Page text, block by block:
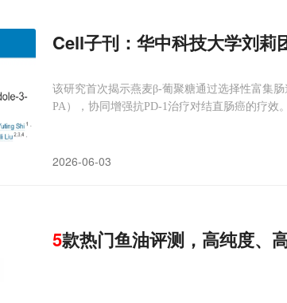
Cell子刊：华中科技大学刘莉
该研究首次揭示燕麦β-葡聚糖通过选择性富集
PA），协同增强抗PD-1治疗对结直肠癌的疗效。
2026-06-03
5款热门鱼油评测，高纯度、